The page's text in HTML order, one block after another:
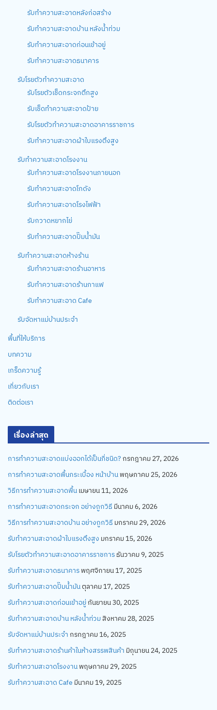
รับทำความสะอาดหลังก่อสร้าง
รับทำความสะอาดบ้าน หลังน้ำท่วม
รับทำความสะอาดก่อนเข้าอยู่
รับทำความสะอาดธนาคาร
รับโรยตัวทำความสะอาด
รับโรยตัวเช็ดกระจกตึกสูง
รับเช็ดทำความสะอาดป้าย
รับโรยตัวทำความสะอาดอาคารราชการ
รับทำความสะอาดผ้าใบแรงตึงสูง
รับทำความสะอาดโรงงาน
รับทำความสะอาดโรงงานภายนอก
รับทำความสะอาดโกดัง
รับทำความสะอาดโรงไฟฟ้า
รับกวาดหยากไย่
รับทำความสะอาดปั๊มน้ำมัน
รับทำความสะอาดห้างร้าน
รับทำความสะอาดร้านอาหาร
รับทำความสะอาดร้านกาแฟ
รับทำความสะอาด Cafe
รับจัดหาแม่บ้านประจำ
พื้นที่ให้บริการ
บทความ
เกร็ดความรู้
เกี่ยวกับเรา
ติดต่อเรา
เรื่องล่าสุด
การทำความสะอาดแบ่งออกได้เป็นกี่ชนิด? กรกฎาคม 27, 2026
การทำความสะอาดพื้นกระเบื้อง หน้าบ้าน พฤษภาคม 25, 2026
วิธีการทำความสะอาดพื้น เมษายน 11, 2026
การทำความสะอาดกระจก อย่างถูกวิธี มีนาคม 6, 2026
วิธีการทำความสะอาดบ้าน อย่างถูกวิธี มกราคม 29, 2026
รับทำความสะอาดผ้าใบแรงตึงสูง มกราคม 15, 2026
รับโรยตัวทำความสะอาดอาคารราชการ ธันวาคม 9, 2025
รับทำความสะอาดธนาคาร พฤศจิกายน 17, 2025
รับทำความสะอาดปั๊มน้ำมันตุลาคม 17, 2025
รับทำความสะอาดก่อนเข้าอยู่กันยายน 30, 2025
รับทำความสะอาดบ้าน หลังน้ำท่วม สิงหาคม 28, 2025
รับจัดหาแม่บ้านประจำ กรกฎาคม 16, 2025
รับทำความสะอาดร้านค้าในห้างสรรพสินค้า มิถุนายน 24, 2025
รับทำความสะอาดโรงงาน พฤษภาคม 29, 2025
รับทำความสะอาด Cafe มีนาคม 19, 2025